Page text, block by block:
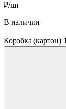
₽/шт
В наличии
Коробка